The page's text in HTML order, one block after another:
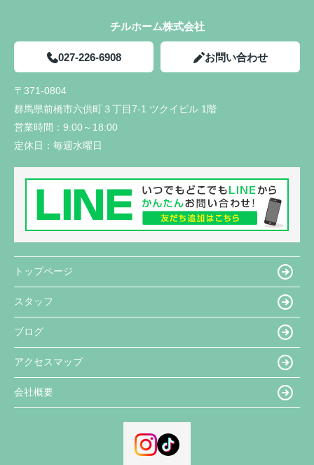
チルホーム株式会社
027-226-6908 お問い合わせ
〒371-0804
群馬県前橋市六供町３丁目7-1 ツクイビル 1階
営業時間： 9:00～18:00
定休日： 毎週水曜日
トップページ
スタッフ
ブログ
アクセスマップ
会社概要